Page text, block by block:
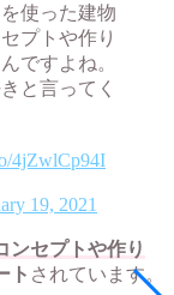
使った建物
プトや作り
ですよね。
と言ってく
4jZwlCp94I
19, 2021
ンセプトや作り
ト されています。